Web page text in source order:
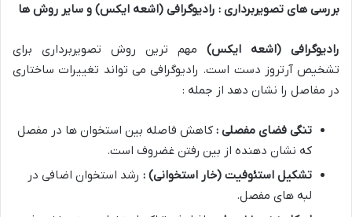
بررسی های تصویربرداری : رادیوگرافی (اشعه ایکس) و سایر روش ها
رادیوگرافی (اشعه ایکس) مهم ترین روش تصویربرداری برای
تشخیص آرتروز دست است. رادیوگرافی می تواند تغییرات ساختاری
در مفاصل را نشان دهد از جمله :
تنگی فضای مفصلی : کاهش فاصله بین استخوان ها در مفصل
که نشان دهنده از بین رفتن غضروف است.
تشکیل استئوفیت (خار استخوانی) : رشد استخوان اضافی در
لبه های مفصل.